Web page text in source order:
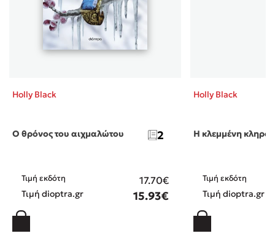
Holly Black
Ο θρόνος του αιχμαλώτου 2
Τιμή εκδότη 17.70€
Τιμή dioptra.gr 15.93€
Holly Black
Η κλεμμένη
Τιμή εκδότη
Τιμή dioptra.gr